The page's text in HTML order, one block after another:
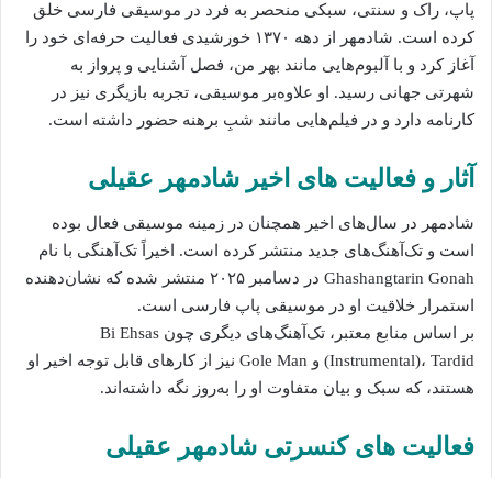
پاپ، راک و سنتی، سبکی منحصر به فرد در موسیقی فارسی خلق
کرده‌ است. شادمهر از دهه ۱۳۷۰ خورشیدی فعالیت حرفه‌ای خود را
آغاز کرد و با آلبوم‌هایی مانند بهر من، فصل آشنایی و پرواز به
شهرتی جهانی رسید. او علاوه‌بر موسیقی، تجربه بازیگری نیز در
کارنامه دارد و در فیلم‌هایی مانند شبِ برهنه حضور داشته است.
آثار و فعالیت‌ های اخیر شادمهر عقیلی
شادمهر در سال‌های اخیر همچنان در زمینه موسیقی فعال بوده
است و تک‌آهنگ‌های جدید منتشر کرده‌ است. اخیراً تک‌آهنگی با نام
Ghashangtarin Gonah در دسامبر ۲۰۲۵ منتشر شده که نشان‌دهنده
استمرار خلاقیت او در موسیقی پاپ فارسی است.
بر اساس منابع معتبر، تک‌آهنگ‌های دیگری چون Bi Ehsas
(Instrumental)، Tardid و Gole Man نیز از کارهای قابل توجه اخیر او
هستند، که سبک و بیان متفاوت او را به‌روز نگه داشته‌اند.
فعالیت‌ های کنسرتی شادمهر عقیلی